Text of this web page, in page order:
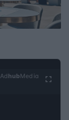
Ad hubMedia